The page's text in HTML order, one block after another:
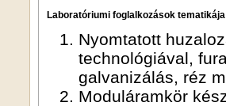
Laboratóriumi foglalkozások
Nyomtatott
technológiával,
galvanizálás, réz
Moduláramkör